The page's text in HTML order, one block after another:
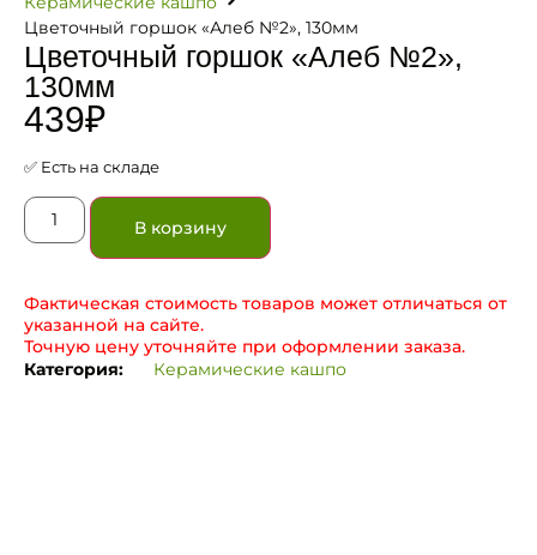
Цветочный горшок «Алеб №2», 130мм
Цветочный горшок «Алеб №2»,
130мм
439₽
✅ Есть на складе
В корзину
Фактическая стоимость товаров может отличаться от
указанной на сайте.
Точную цену уточняйте при оформлении заказа.
Категория:
Керамические кашпо